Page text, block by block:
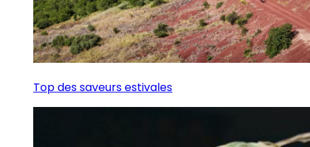
Top des saveurs estivales